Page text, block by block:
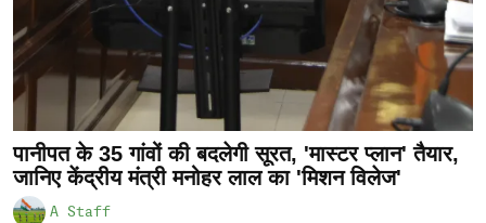
पानीपत के 35 गांवों की बदलेगी सूरत, 'मास्टर प्लान' तैयार,
जानिए केंद्रीय मंत्री मनोहर लाल का 'मिशन विलेज'
A Staff